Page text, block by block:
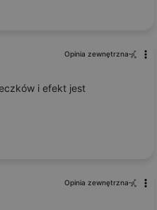
Opinia zewnętrzna
i efekt jest
Opinia zewnętrzna